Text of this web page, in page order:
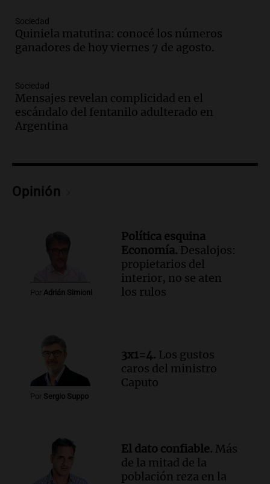
3x1:4
Episodios
Desalojos: propietarios del
Adrián Simioni
Política esquina Economía
Episodios
Audio.
Episodios
Mendoza y San Rafael
Episodios
Cómo serán los desalojos exprés
y contratos de alquiler si se aprueba la
Audio.
Se inaugura la décimo primera
exposición agrícola en Bulaya con
diversas atracciones para todos
Panorama Federal
Episodios
tras ser destituida
Ahora país
Episodios
Sociedad
Quiniela matutina: conocé los números
ganadores de hoy viernes 7 de agosto.
Sociedad
Mensajes revelan complicidad en el
escándalo del fentanilo adulterado en
Argentina
Opinión
Por Adrián Simioni
Política esquina
Economía. Desalojos:
propietarios del
interior, no se aten
los rulos
Por Sergio Suppo
3x1=4. Los gustos
caros del ministro
Caputo
El dato confiable. Más
de la mitad de la
población reza en la